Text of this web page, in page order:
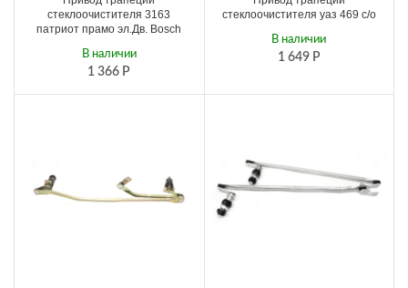
стеклоочистителя 3163
патриот прамо эл.Дв. Bosch
1 366 Р
В наличии
стеклоочистителя уаз 469 с/о
1 649 Р
В наличии